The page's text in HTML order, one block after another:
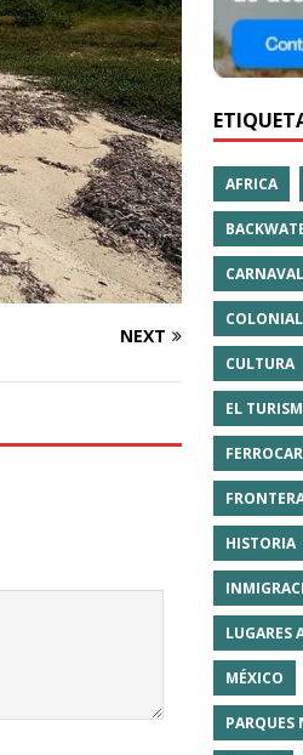
NEXT
AFRICA
CARNAVAL
COLONIAL
CULTURA
EL
HISTORIA
LUGARES
MÉXICO
PARQUES